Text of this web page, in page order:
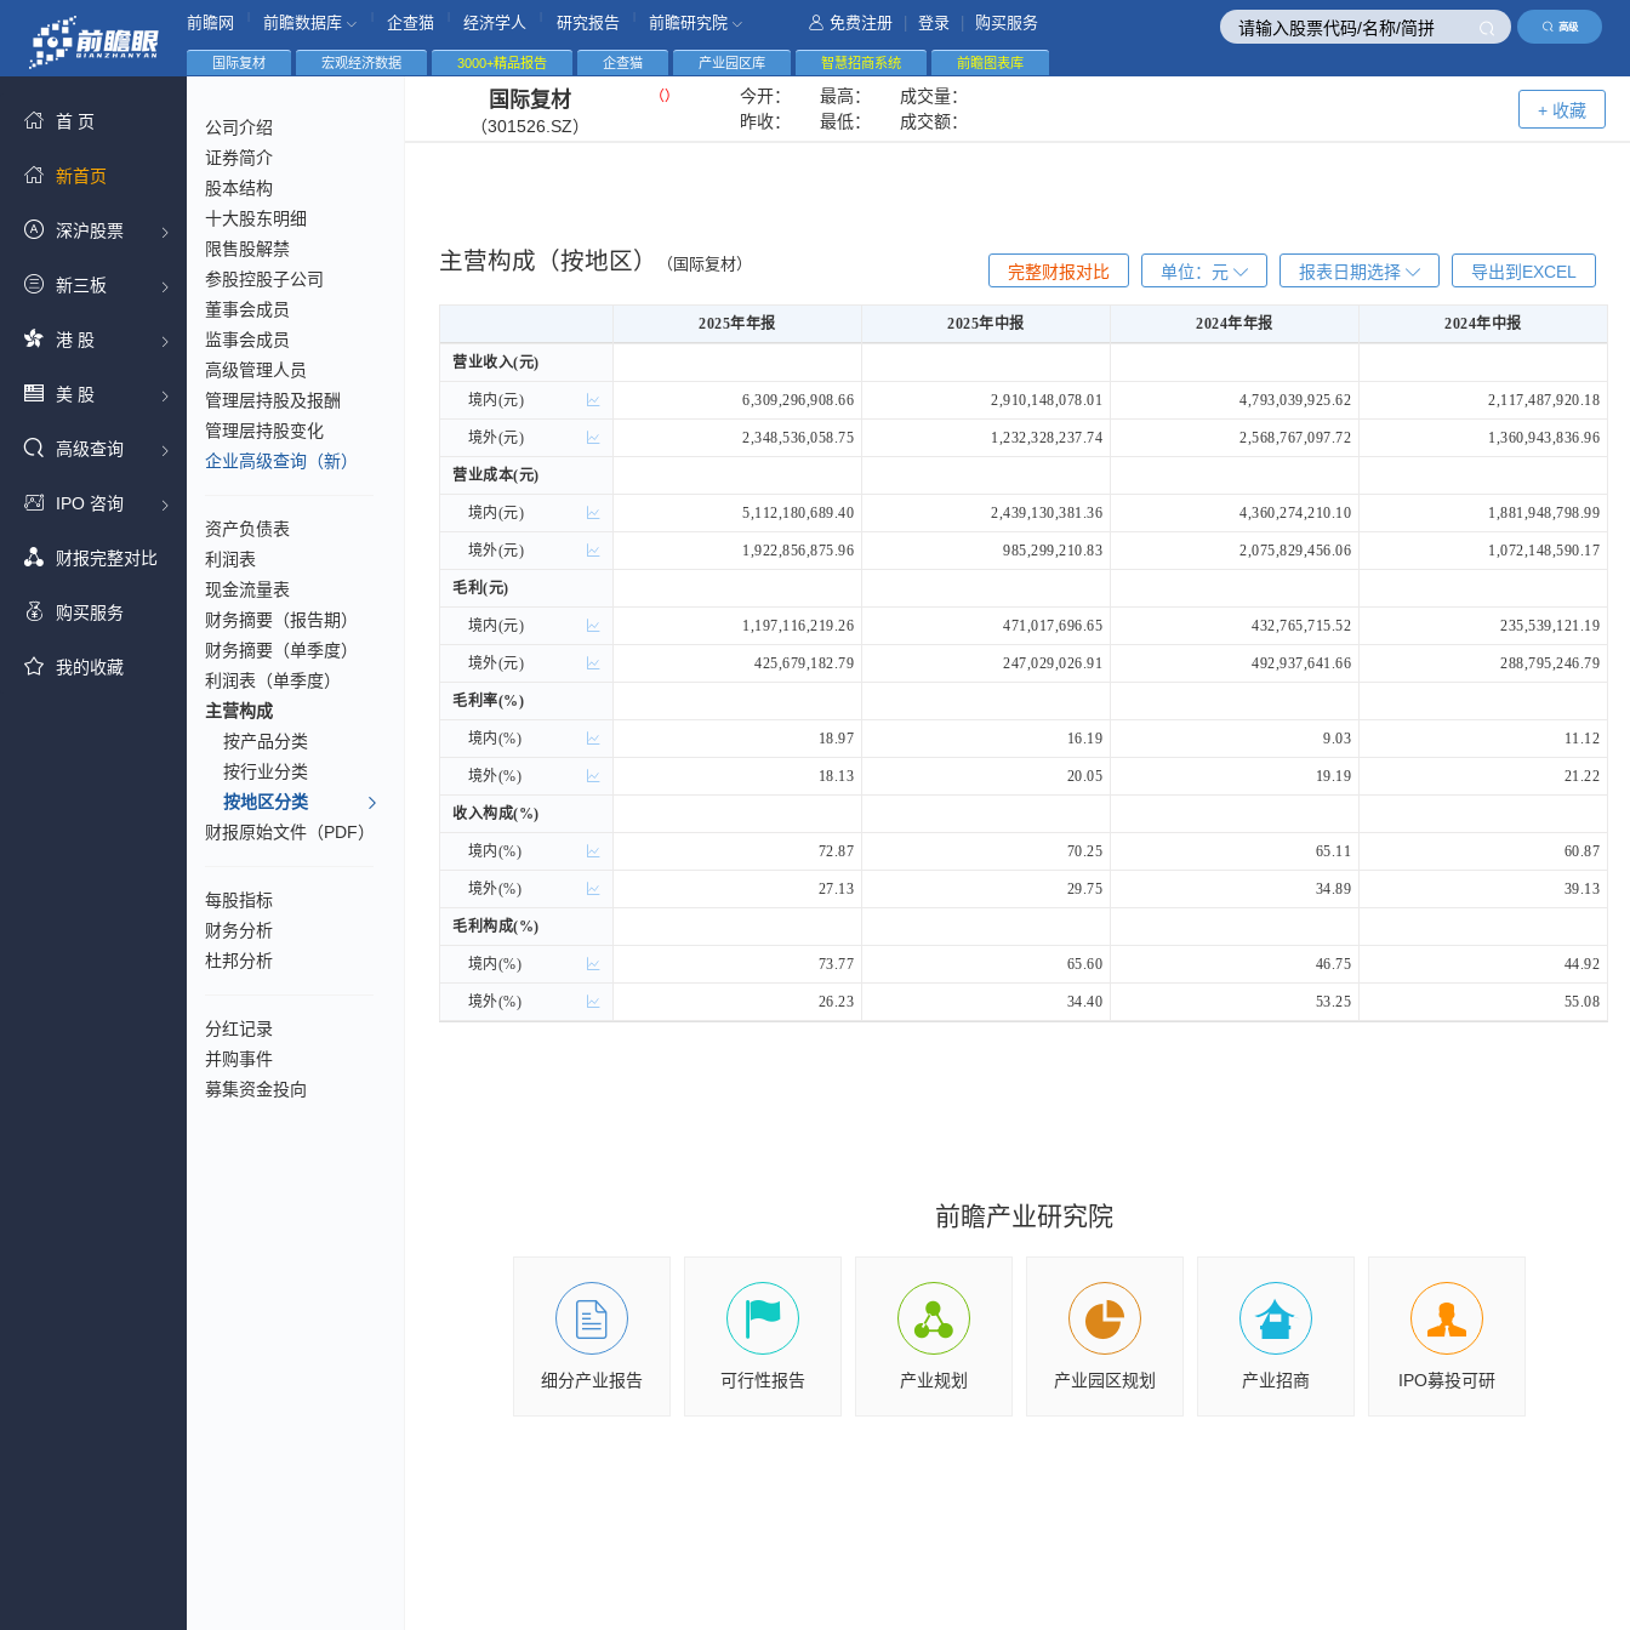
高级
前瞻网 前瞻数据库 企查猫 经济学人 研究报告 前瞻研究院 免费注册 登录 购买服务
首 页
新首页
深沪股票
新三板
港 股
美 股
高级查询
IPO 咨询
财报完整对比
购买服务
我的收藏
国际复材 宏观经济数据 3000+精品报告 企查猫 产业园区库 智慧招商系统 前瞻图表库
公司介绍
证券简介
股本结构
十大股东明细
限售股解禁
参股控股子公司
董事会成员
监事会成员
高级管理人员
管理层持股及报酬
管理层持股变化
企业高级查询（新）
资产负债表
利润表
现金流量表
财务摘要（报告期）
财务摘要（单季度）
利润表（单季度）
主营构成
按产品分类
按行业分类
按地区分类
财报原始文件（PDF）
每股指标
财务分析
杜邦分析
分红记录
并购事件
募集资金投向
国际复材
（301526.SZ）
（） 今开： 最高：
成交量：
昨收：
最低： 成交额：
+ 收藏
主营构成（按地区） （国际复材） 导出到EXCEL
报表日期选择
单位： 元
完整财报对比
2025年年报 2025年中报 2024年年报
2024年中报
营业收入(元)
境内(元) 6,309,296,908.66 2,910,148,078.01 4,793,039,925.62 2,117,487,920.18
境外(元) 2,348,536,058.75 1,232,328,237.74 2,568,767,097.72 1,360,943,836.96
营业成本(元)
境内(元) 5,112,180,689.40 2,439,130,381.36 4,360,274,210.10 1,881,948,798.99
境外(元) 1,922,856,875.96 985,299,210.83 2,075,829,456.06 1,072,148,590.17
毛利(元)
境内(元) 1,197,116,219.26 471,017,696.65 432,765,715.52 235,539,121.19
境外(元) 425,679,182.79 247,029,026.91 492,937,641.66 288,795,246.79
毛利率(%)
境内(%) 18.97 16.19 9.03 11.12
境外(%) 18.13 20.05 19.19 21.22
收入构成(%)
境内(%) 72.87 70.25 65.11 60.87
境外(%) 27.13 29.75 34.89 39.13
毛利构成(%)
境内(%) 73.77 65.60 46.75 44.92
境外(%) 26.23 34.40 53.25 55.08
营业收入(元)
境内(元)
境外(元)
营业成本(元)
境内(元)
境外(元)
毛利(元)
境内(元)
境外(元)
毛利率(%)
境内(%)
境外(%)
收入构成(%)
境内(%)
境外(%)
毛利构成(%)
境内(%)
境外(%)
前瞻产业研究院
细分产业报告 可行性报告 产业规划 产业园区规划 产业招商 IPO募投可研